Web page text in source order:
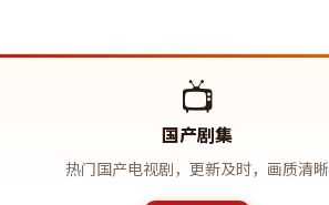
📺
国产剧集
热门国产电视剧，更新及时，画质清晰